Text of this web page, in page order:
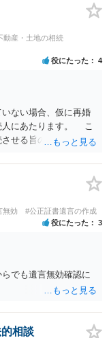
なく，一切応じないこ
・連絡を継続してくる
こと などを記載した
ます。
動産・土地の相続
役にたった 4
ない場合、仮に再婚
人にあたります。 こ
せる旨の公正証書遺
相手から相続人
る可能性があります。
父様本人がお住まい
いように思います。
六条 遺留分権利者及
り財産を承継し又は
において同じ。）又
支払を請求すること
無効 #公正証書遺言の作成
役にたった 3
でも遺言無効確認に
相談